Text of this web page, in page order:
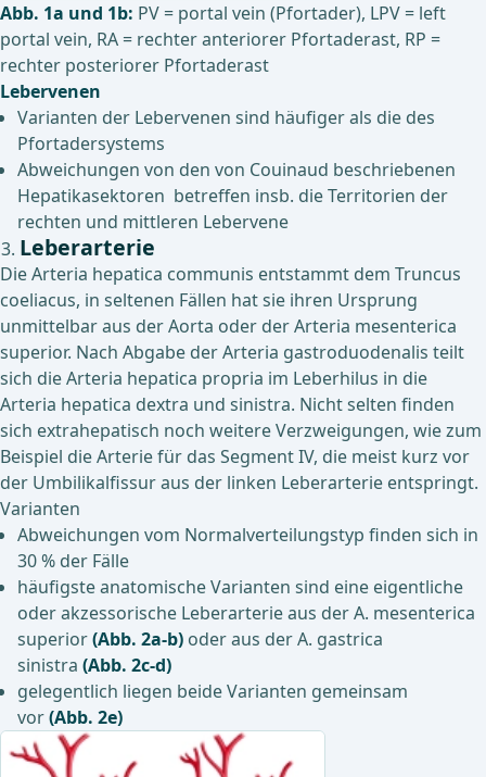
Abb. 1a und 1b: PV = portal vein (Pfortader), LPV = left
portal vein, RA = rechter anteriorer Pfortaderast, RP =
rechter posteriorer Pfortaderast
Lebervenen
Varianten der Lebervenen sind häufiger als die des
Pfortadersystems
Abweichungen von den von Couinaud beschriebenen
Hepatikasektoren betreffen insb. die Territorien der
rechten und mittleren Lebervene
Leberarterie
Die Arteria hepatica communis entstammt dem Truncus
coeliacus, in seltenen Fällen hat sie ihren Ursprung
unmittelbar aus der Aorta oder der Arteria mesenterica
superior. Nach Abgabe der Arteria gastroduodenalis teilt
sich die Arteria hepatica propria im Leberhilus in die
Arteria hepatica dextra und sinistra. Nicht selten finden
sich extrahepatisch noch weitere Verzweigungen, wie zum
Beispiel die Arterie für das Segment IV, die meist kurz vor
der Umbilikalfissur aus der linken Leberarterie entspringt.
Varianten
Abweichungen vom Normalverteilungstyp finden sich in
30 % der Fälle
häufigste anatomische Varianten sind eine eigentliche
oder akzessorische Leberarterie aus der A. mesenterica
superior(Abb. 2a-b) oder aus der A. gastrica
sinistra (Abb. 2c-d)
gelegentlich liegen beide Varianten gemeinsam
vor(Abb. 2e)